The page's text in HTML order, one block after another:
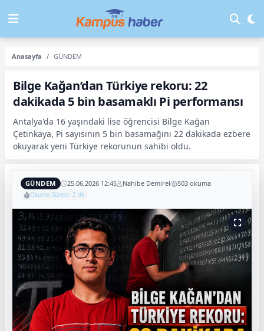
Anasayfa GÜNDEM
Bilge Kağan’dan Türkiye rekoru: 22
dakikada 5 bin basamaklı Pi performansı
Antalya'da 16 yaşındaki lise öğrencisi Bilge Kağan
Çetinkaya, Pi sayısının 5 bin basamağını 22 dakikada ezbere
okuyarak yeni Türkiye rekorunun sahibi oldu.
GÜNDEM 25.06.2026 12:45 Nahibe Demirel 503 okuma
Okuma Süresi: 2 dk